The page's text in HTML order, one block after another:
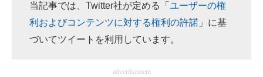
当記事では、Twitter社が定める「 ユーザーの権
利およびコンテンツに対する権利の許諾 」に基
づいてツイートを利用しています。
advertisement